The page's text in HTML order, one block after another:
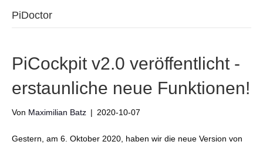
PiDoctor
PiCockpit v2.0 veröffentlicht -
erstaunliche neue Funktionen!
Von Maximilian Batz | 2020-10-07
Gestern, am 6. Oktober 2020, haben wir die neue Version von